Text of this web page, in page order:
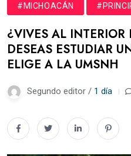
#MICHOACÁN
¿VIVES AL INTERIOR
DESEAS ESTUDIAR
ELIGE A LA UMSNH
Segundo editor / 1 día